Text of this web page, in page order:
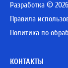
Разработка ©
Правила
Политика по
КОНТАКТЫ